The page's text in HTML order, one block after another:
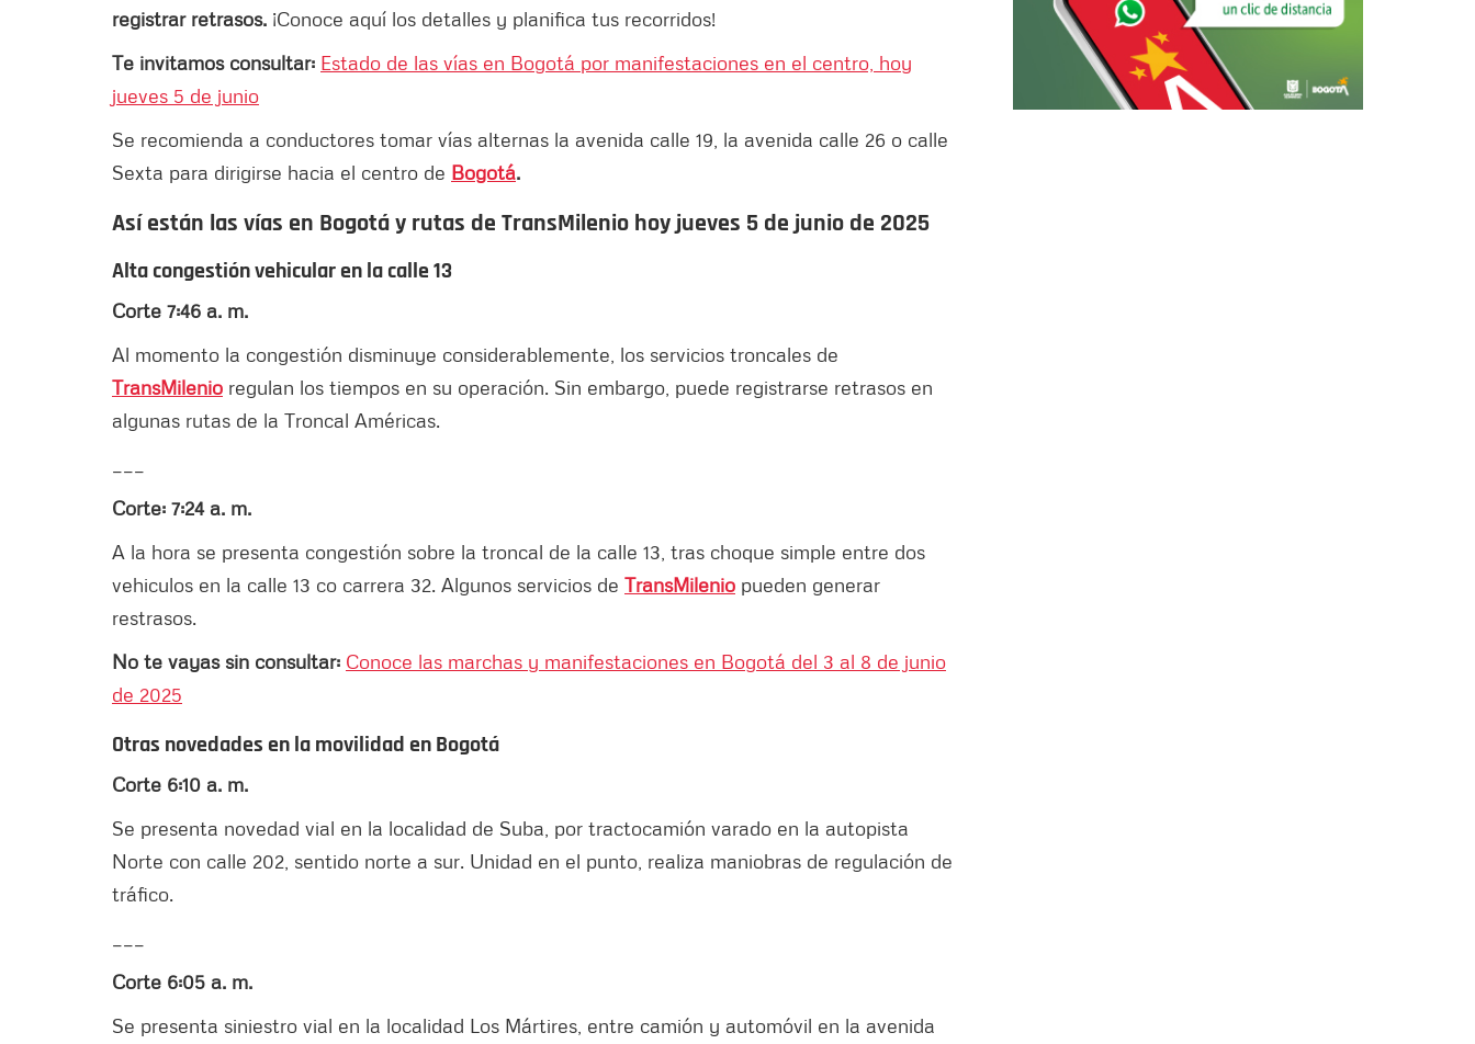
registrar retrasos. ¡Conoce aquí los detalles y planifica tus recorridos!
Te invitamos consultar: Estado de las vías en Bogotá por manifestaciones en el centro, hoy
jueves 5 de junio
Se recomienda a conductores tomar vías alternas la avenida calle 19, la avenida calle 26 o calle
Sexta para dirigirse hacia el centro de Bogotá.
Así están las vías en Bogotá y rutas de TransMilenio hoy jueves 5 de junio de 2025
Alta congestión vehicular en la calle 13
Corte 7:46 a. m.
Al momento la congestión disminuye considerablemente, los servicios troncales de
TransMilenio regulan los tiempos en su operación. Sin embargo, puede registrarse retrasos en
algunas rutas de la Troncal Américas.
Corte: 7:24 a. m.
A la hora se presenta congestión sobre la troncal de la calle 13, tras choque simple entre dos
vehiculos en la calle 13 co carrera 32. Algunos servicios de TransMilenio pueden generar
restrasos.
No te vayas sin consultar: Conoce las marchas y manifestaciones en Bogotá del 3 al 8 de junio
de 2025
Otras novedades en la movilidad en Bogotá
Corte 6:10 a. m.
Se presenta novedad vial en la localidad de Suba, por tractocamión varado en la autopista
Norte con calle 202, sentido norte a sur. Unidad en el punto, realiza maniobras de regulación de
tráfico.
Corte 6:05 a. m.
Se presenta siniestro vial en la localidad Los Mártires, entre camión y automóvil en la avenida